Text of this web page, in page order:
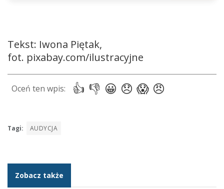
Tekst: Iwona Piętak,
fot. pixabay.com/ilustracyjne
Tagi: AUDYCJA
Zobacz także